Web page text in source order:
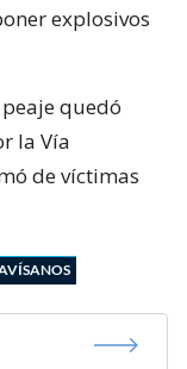
explosivos
quedó
la Vía
de víctimas